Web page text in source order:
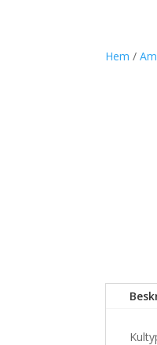
Hem /